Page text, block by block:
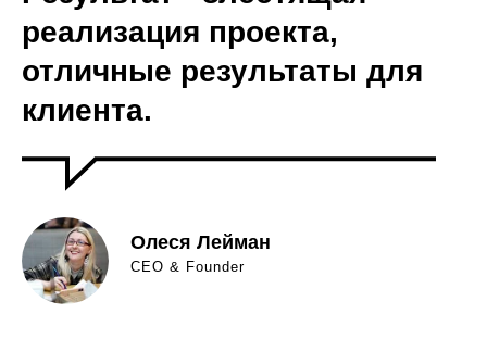
реализация проекта,
отличные результаты для
клиента.
Олеся Лейман
CEO & Founder